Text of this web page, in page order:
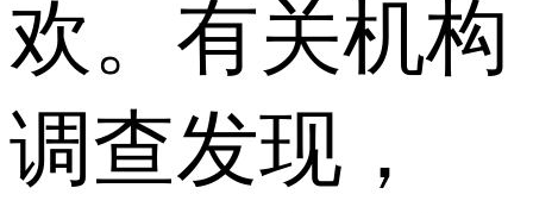
欢。有关机构
调查发现，